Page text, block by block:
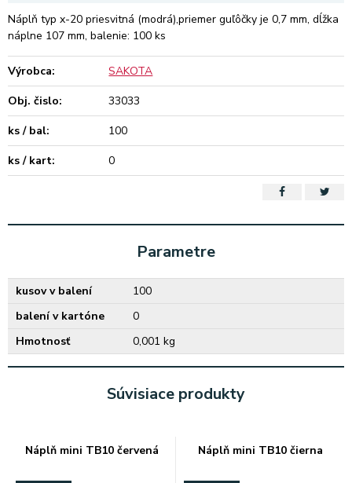
Náplň typ x-20 priesvitná (modrá),priemer guľôčky je 0,7 mm, dĺžka
náplne 107 mm, balenie: 100 ks
Výrobca:
SAKOTA
Obj. čislo:
33033
ks / bal:
100
ks / kart:
0
Parametre
kusov v balení
100
balení v kartóne
0
Hmotnosť
0,001 kg
Súvisiace produkty
Náplň mini TB10 červená Náplň mini TB10 čierna